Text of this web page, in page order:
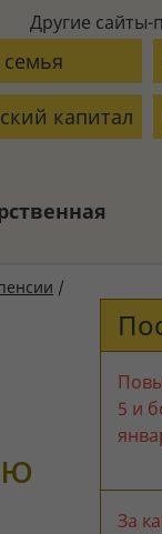
Другие
капитал
/
5 и
За